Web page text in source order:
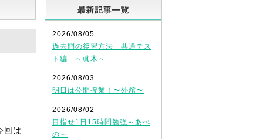
回は
2026/08/05
過去問の復習方法 共通テス
ト編 ～眞木～
2026/08/03
明日は公開授業！〜外舘〜
2026/08/02
目指せ1日15時間勉強～あべ
の～